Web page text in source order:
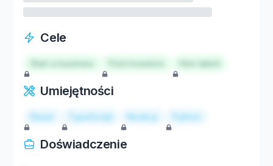
Cele
Start a business Hire talent
Umiejętności
React TypeScript Node.js Python
Doświadczenie